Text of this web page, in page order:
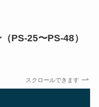
PS-25〜PS-48）
スクロールできます